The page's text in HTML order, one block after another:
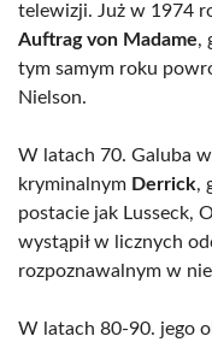
telewizji. Już w 1974
Auftrag von Madame,
tym samym roku
Nielson.
W latach 70. Galuba
kryminalnym Derrick,
postacie jak Lusseck,
wystąpił w licznych
rozpoznawalnym w
W latach 80-90. jego